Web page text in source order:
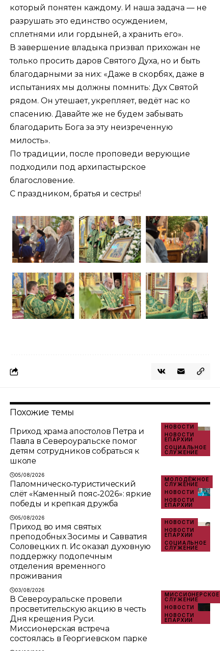
который понятен каждому. И наша задача — не
разрушать это единство осуждением,
сплетнями или гордыней, а хранить его».
В завершение владыка призвал прихожан не
только просить даров Святого Духа, но и быть
благодарными за них: «Даже в скорбях, даже в
испытаниях мы должны помнить: Дух Святой
рядом. Он утешает, укрепляет, ведёт нас ко
спасению. Давайте же не будем забывать
благодарить Бога за эту неизреченную
милость».
По традиции, после проповеди верующие
подходили под архипастырское
благословение.
С праздником, братья и сестры!
Похожие темы
НОВОСТИ
НОВОСТИ
ЕПАРХИИ
СОЦИАЛЬНОЕ
СЛУЖЕНИЕ
Приход храма апостолов Петра и
Павла в Североуральске помог
детям сотрудников собраться к
школе
05/08/2026
МОЛОДЁЖНОЕ
СЛУЖЕНИЕ
НОВОСТИ
НОВОСТИ
ЕПАРХИИ
Паломническо‑туристический
слёт «Каменный пояс‑2026»: яркие
победы и крепкая дружба
05/08/2026
НОВОСТИ
НОВОСТИ
ЕПАРХИИ
СОЦИАЛЬНОЕ
СЛУЖЕНИЕ
Приход во имя святых
преподобных Зосимы и Савватия
Соловецких п. Ис оказал духовную
поддержку подопечным
отделения временного
проживания
03/08/2026
МИССИОНЕРСКОЕ
СЛУЖЕНИЕ
НОВОСТИ
НОВОСТИ
ЕПАРХИИ
В Североуральске провели
просветительскую акцию в честь
Дня крещения Руси.
Миссионерская встреча
состоялась в Георгиевском парке